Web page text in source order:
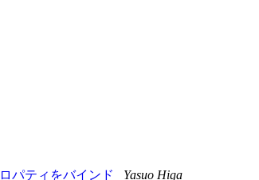
パティをバインド
Yasuo Higa